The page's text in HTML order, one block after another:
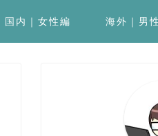
国内｜女性編 海外｜男